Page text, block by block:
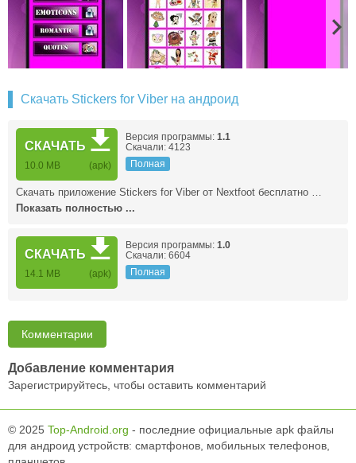
Скачать Stickers for Viber на андроид
СКАЧАТЬ
10.0 MB (apk)
Версия программы: 1.1
Скачали: 4123
Полная
Скачать приложение Stickers for Viber от Nextfoot бесплатно …
Показать полностью ...
СКАЧАТЬ
14.1 MB (apk)
Версия программы: 1.0
Скачали: 6604
Полная
Комментарии
Добавление комментария
Зарегистрируйтесь, чтобы оставить комментарий
© 2025 Top-Android.org - последние официальные apk файлы
для андроид устройств: смартфонов, мобильных телефонов,